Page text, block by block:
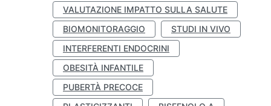
VALUTAZIONE IMPATTO SULLA SALUTE
BIOMONITORAGGIO
STUDI IN VIVO
INTERFERENTI ENDOCRINI
OBESITÀ INFANTILE
PUBERTÀ PRECOCE